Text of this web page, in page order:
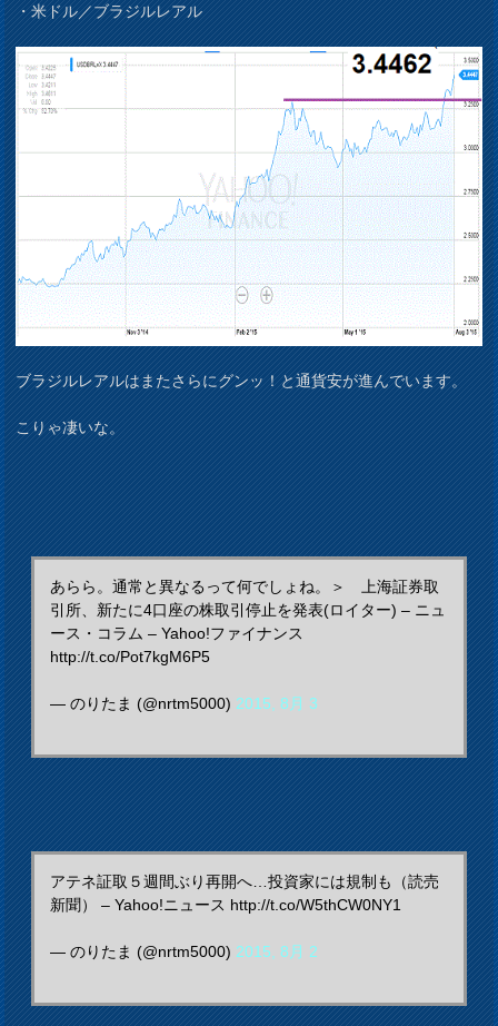
・米ドル／ブラジルレアル
ブラジルレアルはまたさらにグンッ！と通貨安が進んでいます。
こりゃ凄いな。
あらら。通常と異なるって何でしょね。＞ 上海証券取
引所、新たに4口座の株取引停止を発表(ロイター) – ニュ
ース・コラム – Yahoo!ファイナンス
http://t.co/Pot7kgM6P5
— のりたま (@nrtm5000) 2015, 8月 3
アテネ証取５週間ぶり再開へ…投資家には規制も（読売
新聞） – Yahoo!ニュース http://t.co/W5thCW0NY1
— のりたま (@nrtm5000) 2015, 8月 2